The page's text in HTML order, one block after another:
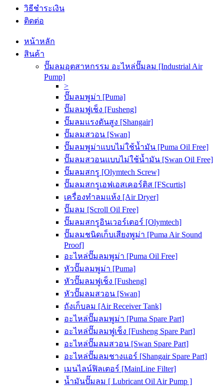
วิธีชำระเงิน
ติดต่อ
หน้าหลัก
สินค้า
ปั๊มลมอุตสาหกรรม อะไหล่ปั๊มลม [Industrial Air
Pump]
>
ปั๊มลมพูม่า [Puma]
ปั๊มลมฟูเช็ง [Fusheng]
ปั๊มลมแรงดันสูง [Shangair]
ปั๊มลมสวอน [Swan]
ปั๊มลมพูม่าแบบไม่ใช้น้ำมัน [Puma Oil Free]
ปั๊มลมสวอนแบบไม่ใช้น้ำมัน [Swan Oil Free]
ปั๊มลมสกรู [Olymtech Screw]
ปั๊มลมสกรูเอฟเอสเคอร์ติส [FScurtis]
เครื่องทำลมแห้ง [Air Dryer]
ปั๊มลม [Scroll Oil Free]
ปั๊มลมสกรูอินเวอร์เตอร์ [Olymtech]
ปั๊มลมชนิดเก็บเสียงพูม่า [Puma Air Sound
Proof]
อะไหล่ปั๊มลมพูม่า [Puma Oil Free]
หัวปั๊มลมพูม่า [Puma]
หัวปั๊มลมฟูเช็ง [Fusheng]
หัวปั๊มลมสวอน [Swan]
ถังเก็บลม [Air Receiver Tank]
อะไหล่ปั๊มลมพูม่า [Puma Spare Part]
อะไหล่ปั๊มลมฟูเช็ง [Fusheng Spare Part]
อะไหล่ปั๊มลมสวอน [Swan Spare Part]
อะไหล่ปั๊มลมชางแอร์ [Shangair Spare Part]
เมนไลน์ฟิลเตอร์ [MainLine Filter]
น้ำมันปั๊มลม [ Lubricant Oil Air Pump ]